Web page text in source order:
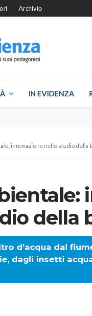
Archivio
IN EVIDENZA
innovazione nello studio della
della
d’acqua dal
dagli insetti